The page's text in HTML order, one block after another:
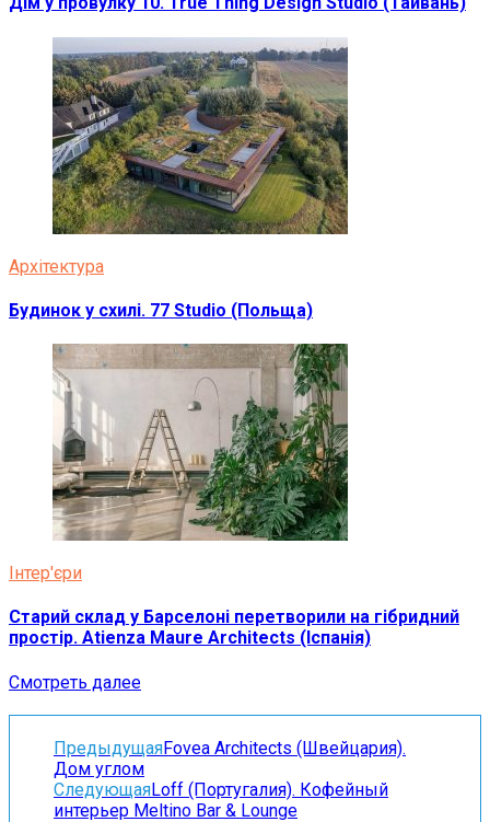
Архітектура
Будинок у схилі. 77 Studio (Польща)
Інтер'єри
Старий склад у Барселоні перетворили на гібридний
простір. Atienza Maure Architects (Іспанія)
Смотреть далее
ПредыдущаяFovea Аrchitects (Швейцария).
Дом углом
СледующаяLoff (Португалия). Кофейный
интерьер Meltino Bar & Lounge